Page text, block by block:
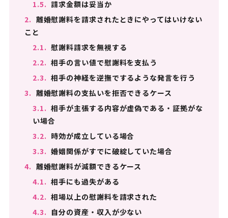
1.5. 請求金額は妥当か
2. 離婚慰謝料を請求されたときにやってはいけない
こと
2.1. 慰謝料請求を無視する
2.2. 相手の言い値で慰謝料を支払う
2.3. 相手の神経を逆撫でするような発言を行う
3. 離婚慰謝料の支払いを拒否できるケース
3.1. 相手が主張する内容が虚偽である・証拠がな
い場合
3.2. 時効が成立している場合
3.3. 婚姻関係がすでに破綻していた場合
4. 離婚慰謝料が減額できるケース
4.1. 相手にも過失がある
4.2. 相場以上の慰謝料を請求された
4.3. 自分の資産・収入が少ない